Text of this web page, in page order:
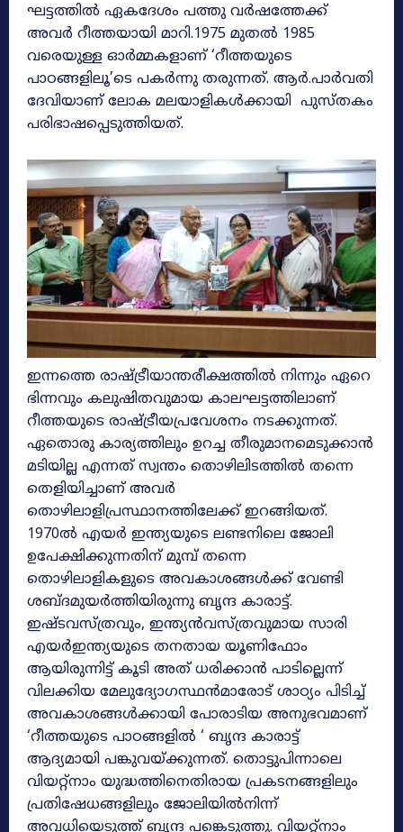
ഘട്ടത്തിൽ ഏകദേശം പത്തു വർഷത്തേക്ക്
അവർ റീത്തയായി മാറി.1975 മുതൽ 1985
വരെയുള്ള ഓർമ്മകളാണ് ‘റീത്തയുടെ
പാഠങ്ങളിലൂ’ടെ പകർന്നു തരുന്നത്. ആർ.പാർവതി
ദേവിയാണ് ലോക മലയാളികൾക്കായി പുസ്തകം
പരിഭാഷപ്പെടുത്തിയത്.
ഇന്നത്തെ രാഷ്ട്രീയാന്തരീക്ഷത്തിൽ നിന്നും ഏറെ
ഭിന്നവും കലുഷിതവുമായ കാലഘട്ടത്തിലാണ്
റീത്തയുടെ രാഷ്ട്രീയപ്രവേശനം നടക്കുന്നത്.
ഏതൊരു കാര്യത്തിലും ഉറച്ച തീരുമാനമെടുക്കാൻ
മടിയില്ല എന്നത് സ്വന്തം തൊഴിലിടത്തിൽ തന്നെ
തെളിയിച്ചാണ് അവർ
തൊഴിലാളിപ്രസ്ഥാനത്തിലേക്ക് ഇറങ്ങിയത്.
1970ൽ എയർ ഇന്ത്യയുടെ ലണ്ടനിലെ ജോലി
ഉപേക്ഷിക്കുന്നതിന് മുമ്പ് തന്നെ
തൊഴിലാളികളുടെ അവകാശങ്ങൾക്ക് വേണ്ടി
ശബ്ദമുയർത്തിയിരുന്നു ബൃന്ദ കാരാട്ട്.
ഇഷ്ടവസ്ത്രവും, ഇന്ത്യൻവസ്ത്രവുമായ സാരി
എയർഇന്ത്യയുടെ തനതായ യൂണിഫോം
ആയിരുന്നിട്ട് കൂടി അത് ധരിക്കാൻ പാടില്ലെന്ന്
വിലക്കിയ മേലുദ്യോഗസ്ഥൻമാരോട് ശാഠ്യം പിടിച്ച്
അവകാശങ്ങൾക്കായി പോരാടിയ അനുഭവമാണ്
‘റീത്തയുടെ പാഠങ്ങളിൽ ‘ ബൃന്ദ കാരാട്ട്
ആദ്യമായി പങ്കുവയ്ക്കുന്നത്. തൊട്ടുപിന്നാലെ
വിയറ്റ്നാം യുദ്ധത്തിനെതിരായ പ്രകടനങ്ങളിലും
പ്രതിഷേധങ്ങളിലും ജോലിയിൽനിന്ന്
അവധിയെടുത്ത് ബൃന്ദ പങ്കെടുത്തു. വിയറ്റ്നാം